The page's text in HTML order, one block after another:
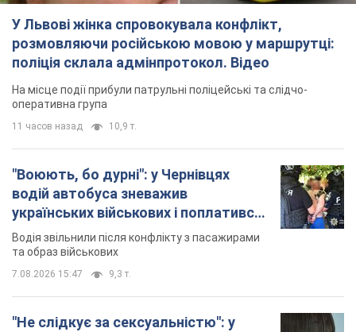
Відео
Водія звільнили після конфлікту з пасажирами
та образ військових
7.08.2026 15:47 9,3 т.
"Не слідкує за сексуальністю": у
Києві консультант салону краси
зовнішності жінки, сказавши, що вона носить
"чоловічу стрижку"
8 часов назад 16,9 т.